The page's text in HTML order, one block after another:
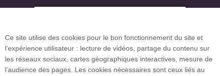
Plan du site
Ce site utilise des cookies pour le bon fonctionnement du site et
l’expérience utilisateur : lecture de vidéos, partage du contenu sur
les réseaux sociaux, cartes géographiques interactives, mesure de
l’audience des pages. Les cookies nécessaires sont ceux liés au